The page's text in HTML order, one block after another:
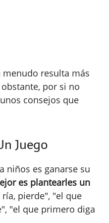
menudo resulta más
por si no
consejos que
Juego
niños es ganarse su
es plantearles un
pierde", "el que
"el que primero diga